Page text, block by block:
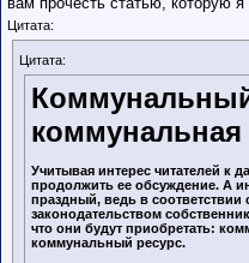
Цитата:
Цитата:
коммунальная
Учитывая интерес читателей к
продолжить ее обсуждение. А
праздный, ведь в
законодательством
что они будут приобретать:
коммунальный ресурс.